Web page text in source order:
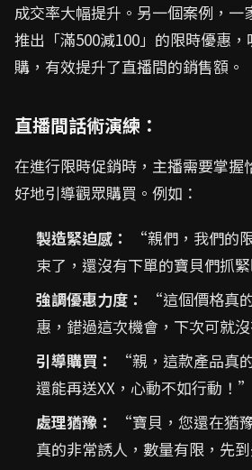
成交率大幅提升。另一個案例，一
推出「滿500減100」的限時優惠
購，有效提升了直播間的銷售額。
直播間話術演練：
在進行限時促銷時，主播需要掌握
好地引導觀眾購買。例如：
製造緊迫感：
“親們，我們的
束了，還沒有下單的寶貝們抓
強調優惠力度：
“這個價格真
惠，錯過這次機會，下次可就
引導購買：
“親，這款產品真
還能再送XX，心動不如行動！”
處理猶豫：
“寶貝，您還在猶
真的非常誘人，數量有限，先